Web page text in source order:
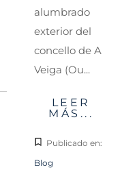
alumbrado
exterior del
concello de A
Veiga (Ou...
LEER
MÁS...
Publicado en:
Blog